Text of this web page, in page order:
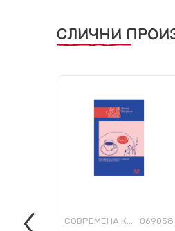
СЛИЧНИ
СОВРЕМЕНА КНИЖЕВНОСТ 069058